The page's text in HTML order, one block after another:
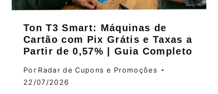
Ton T3 Smart: Máquinas de
Cartão com Pix Grátis e Taxas a
Partir de 0,57% | Guia Completo
Por Radar de Cupons e Promoções
22/07/2026